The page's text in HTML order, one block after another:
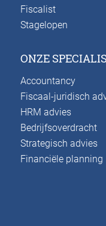
Fiscalist
Stagelopen
ONZE
Accountancy
Fiscaal-juridisch
HRM advies
Bedrijfsoverdracht
Strategisch advies
Financiële planning